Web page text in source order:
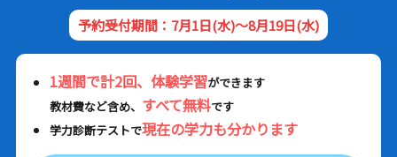
予約受付期間：7月1日(水)～8月19日(水)
1週間で計2回、体験学習ができます
教材費など含め、 すべて無料です
学力診断テストで現在の学力も分かります